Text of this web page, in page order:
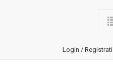
Login / Registrati